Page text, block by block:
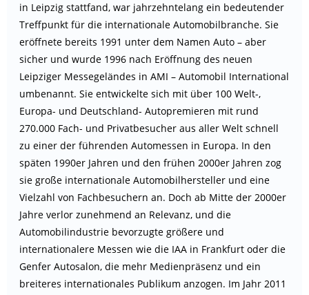
in Leipzig stattfand, war jahrzehntelang ein bedeutender
Treffpunkt für die internationale Automobilbranche. Sie
eröffnete bereits 1991 unter dem Namen Auto – aber
sicher und wurde 1996 nach Eröffnung des neuen
Leipziger Messegeländes in AMI – Automobil International
umbenannt. Sie entwickelte sich mit über 100 Welt-,
Europa- und Deutschland- Autopremieren mit rund
270.000 Fach- und Privatbesucher aus aller Welt schnell
zu einer der führenden Automessen in Europa. In den
späten 1990er Jahren und den frühen 2000er Jahren zog
sie große internationale Automobilhersteller und eine
Vielzahl von Fachbesuchern an. Doch ab Mitte der 2000er
Jahre verlor zunehmend an Relevanz, und die
Automobilindustrie bevorzugte größere und
internationalere Messen wie die IAA in Frankfurt oder die
Genfer Autosalon, die mehr Medienpräsenz und ein
breiteres internationales Publikum anzogen. Im Jahr 2011